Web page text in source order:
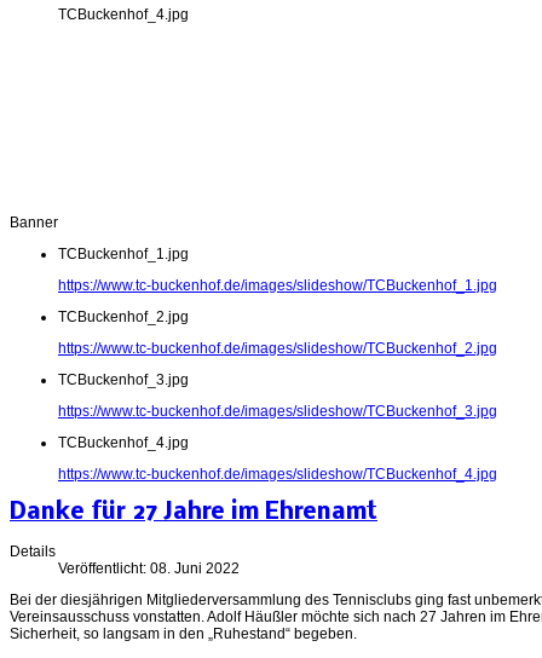
TCBuckenhof_4.jpg
Banner
TCBuckenhof_1.jpg
https://www.tc-buckenhof.de/images/slideshow/TCBuckenhof_1.jpg
TCBuckenhof_2.jpg
https://www.tc-buckenhof.de/images/slideshow/TCBuckenhof_2.jpg
TCBuckenhof_3.jpg
https://www.tc-buckenhof.de/images/slideshow/TCBuckenhof_3.jpg
TCBuckenhof_4.jpg
https://www.tc-buckenhof.de/images/slideshow/TCBuckenhof_4.jpg
Danke für 27 Jahre im Ehrenamt
Details
Veröffentlicht: 08. Juni 2022
Bei der diesjährigen Mitgliederversammlung des Tennisclubs ging fast
Vereinsausschuss vonstatten. Adolf Häußler möchte sich nach 27 Jahren im
Sicherheit, so langsam in den „Ruhestand“ begeben.